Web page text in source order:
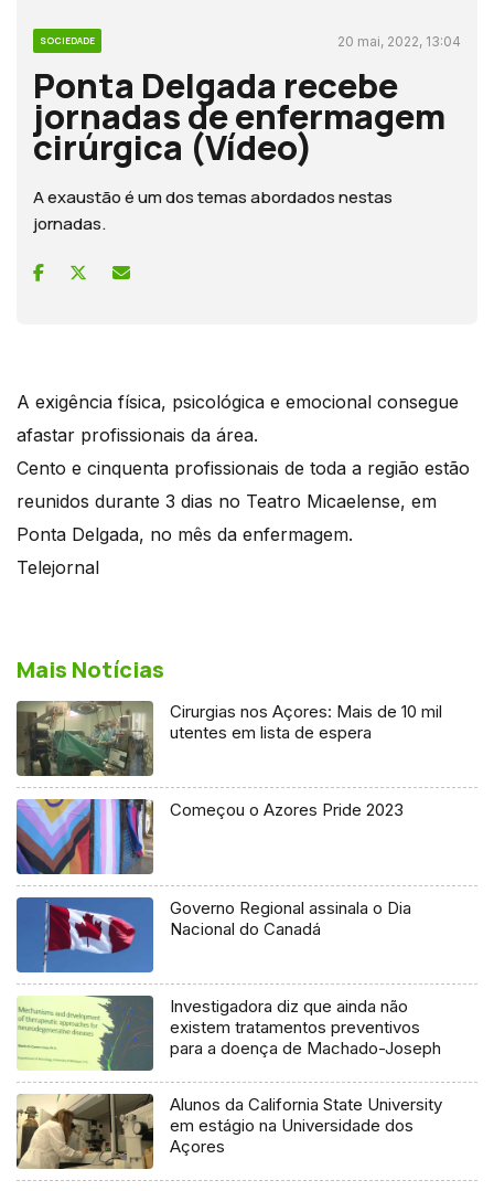
SOCIEDADE 20 mai, 2022, 13:04
Ponta Delgada recebe
jornadas de enfermagem
cirúrgica (Vídeo)
A exaustão é um dos temas abordados nestas
jornadas.
A exigência física, psicológica e emocional consegue
afastar profissionais da área.
Cento e cinquenta profissionais de toda a região estão
reunidos durante 3 dias no Teatro Micaelense, em
Ponta Delgada, no mês da enfermagem.
Telejornal
Mais Notícias
Cirurgias nos Açores: Mais de 10 mil
utentes em lista de espera
Começou o Azores Pride 2023
Governo Regional assinala o Dia
Nacional do Canadá
Investigadora diz que ainda não
existem tratamentos preventivos
para a doença de Machado-Joseph
Alunos da California State University
em estágio na Universidade dos
Açores